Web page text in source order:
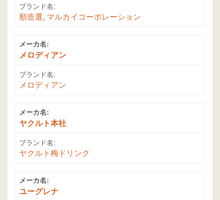
ブランド名:
順造選, マルカイコーポレーション
メーカ名:
メロディアン
ブランド名:
メロディアン
メーカ名:
ヤクルト本社
ブランド名:
ヤクルト梅ドリンク
メーカ名:
ユーグレナ